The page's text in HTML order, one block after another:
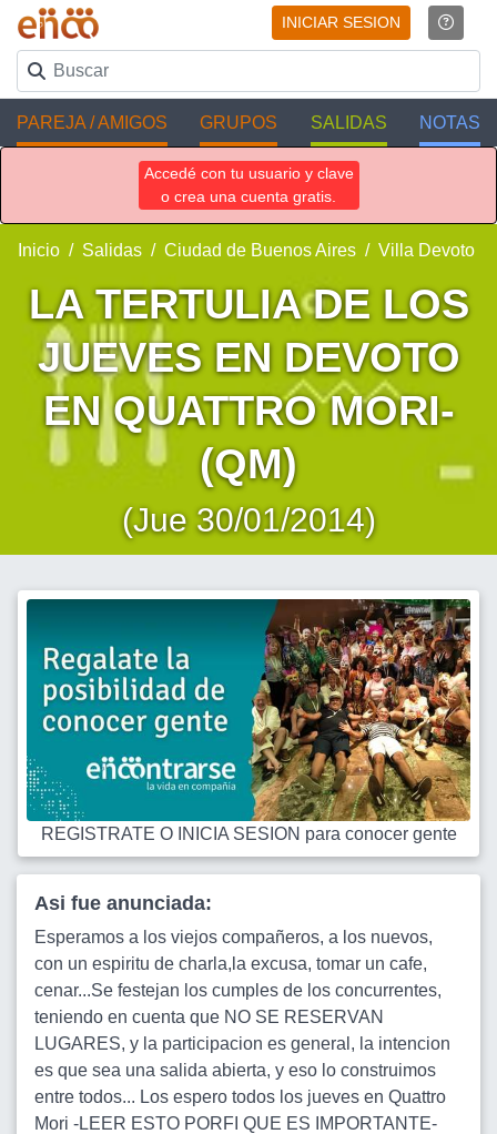
INICIAR SESION
PAREJA / AMIGOS GRUPOS SALIDAS NOTAS
Accedé con tu usuario y clave
o crea una cuenta gratis.
Inicio Salidas Ciudad de Buenos Aires Villa Devoto
LA TERTULIA DE LOS
JUEVES EN DEVOTO
EN QUATTRO MORI-
(QM)
(Jue 30/01/2014)
REGISTRATE O INICIA SESION para conocer gente
Asi fue anunciada:
Esperamos a los viejos compañeros, a los nuevos,
con un espiritu de charla,la excusa, tomar un cafe,
cenar...Se festejan los cumples de los concurrentes,
teniendo en cuenta que NO SE RESERVAN
LUGARES, y la participacion es general, la intencion
es que sea una salida abierta, y eso lo construimos
entre todos... Los espero todos los jueves en Quattro
Mori -LEER ESTO PORFI QUE ES IMPORTANTE-